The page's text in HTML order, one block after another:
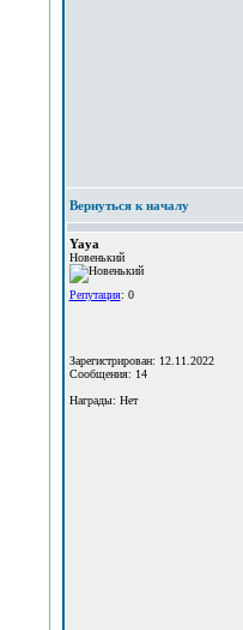
Вернуться к началу
Yaya
Новенький
Репутация: 0
Зарегистрирован: 12.11.2022
Сообщения: 14
Награды: Нет